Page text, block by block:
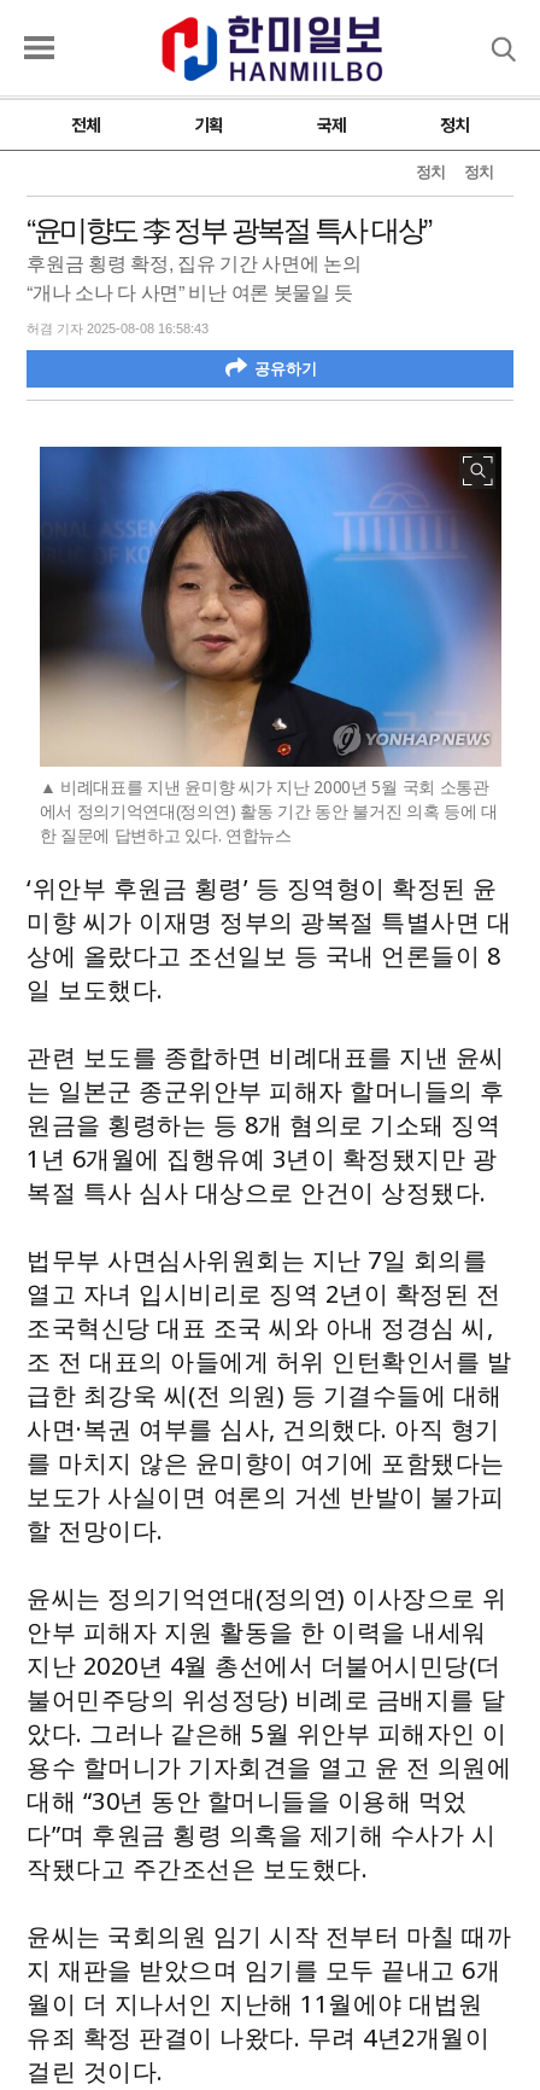
전체 기획 국제 정치
정치 정치
“윤미향도 李 정부 광복절 특사 대상”
후원금 횡령 확정, 집유 기간 사면에 논의
“개나 소나 다 사면” 비난 여론 봇물일 듯
허겸 기자 2025-08-08 16:58:43
공유하기
비례대표를 지낸 윤미향 씨가 지난 2000년 5월 국회 소통관
에서 정의기억연대(정의연) 활동 기간 동안 불거진 의혹 등에 대
한 질문에 답변하고 있다. 연합뉴스
‘위안부 후원금 횡령’ 등 징역형이 확정된 윤
미향 씨가 이재명 정부의 광복절 특별사면 대
상에 올랐다고 조선일보 등 국내 언론들이 8
일 보도했다.
관련 보도를 종합하면 비례대표를 지낸 윤씨
는 일본군 종군위안부 피해자 할머니들의 후
원금을 횡령하는 등 8개 혐의로 기소돼 징역
1년 6개월에 집행유예 3년이 확정됐지만 광
복절 특사 심사 대상으로 안건이 상정됐다.
법무부 사면심사위원회는 지난 7일 회의를
열고 자녀 입시비리로 징역 2년이 확정된 전
조국혁신당 대표 조국 씨와 아내 정경심 씨,
조 전 대표의 아들에게 허위 인턴확인서를 발
급한 최강욱 씨(전 의원) 등 기결수들에 대해
사면·복권 여부를 심사, 건의했다. 아직 형기
를 마치지 않은 윤미향이 여기에 포함됐다는
보도가 사실이면 여론의 거센 반발이 불가피
할 전망이다.
윤씨는 정의기억연대(정의연) 이사장으로 위
안부 피해자 지원 활동을 한 이력을 내세워
지난 2020년 4월 총선에서 더불어시민당(더
불어민주당의 위성정당) 비례로 금배지를 달
았다. 그러나 같은해 5월 위안부 피해자인 이
용수 할머니가 기자회견을 열고 윤 전 의원에
대해 “30년 동안 할머니들을 이용해 먹었
다”며 후원금 횡령 의혹을 제기해 수사가 시
작됐다고 주간조선은 보도했다.
윤씨는 국회의원 임기 시작 전부터 마칠 때까
지 재판을 받았으며 임기를 모두 끝내고 6개
월이 더 지나서인 지난해 11월에야 대법원
유죄 확정 판결이 나왔다. 무려 4년2개월이
걸린 것이다.